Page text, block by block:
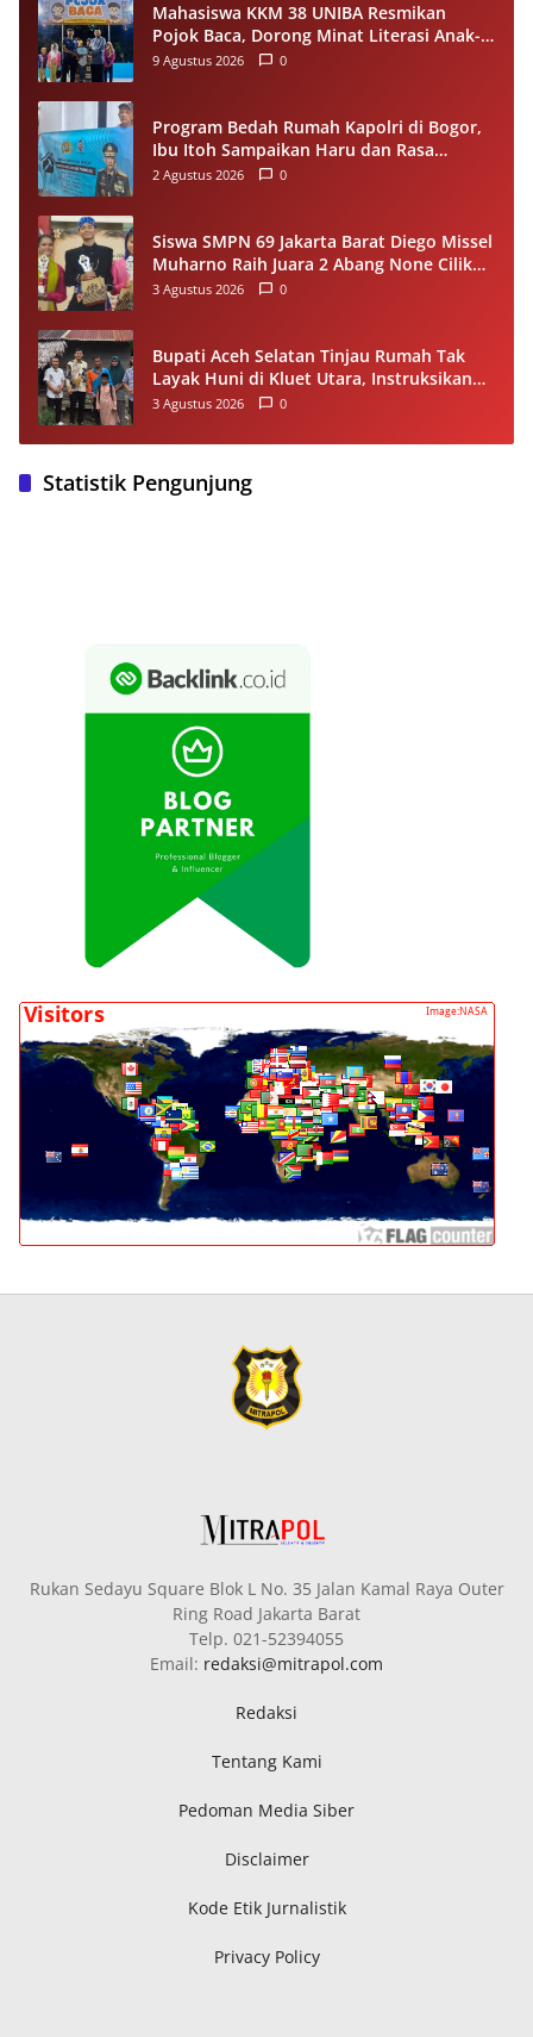
Mahasiswa KKM 38 UNIBA Resmikan
Pojok Baca, Dorong Minat Literasi Anak-
anak Warga Desa Mekarbaru
9 Agustus 2026 0
Program Bedah Rumah Kapolri di Bogor,
Ibu Itoh Sampaikan Haru dan Rasa
Syukur
2 Agustus 2026 0
Siswa SMPN 69 Jakarta Barat Diego Missel
Muharno Raih Juara 2 Abang None Cilik
dan Remaja Kencur 2026
3 Agustus 2026 0
Bupati Aceh Selatan Tinjau Rumah Tak
Layak Huni di Kluet Utara, Instruksikan
Masuk Program Bantuan Rumah 2027
3 Agustus 2026 0
Statistik Pengunjung
Rukan Sedayu Square Blok L No. 35 Jalan Kamal Raya Outer
Ring Road Jakarta Barat
Telp. 021-52394055
Email: redaksi@mitrapol.com
Redaksi
Tentang Kami
Pedoman Media Siber
Disclaimer
Kode Etik Jurnalistik
Privacy Policy